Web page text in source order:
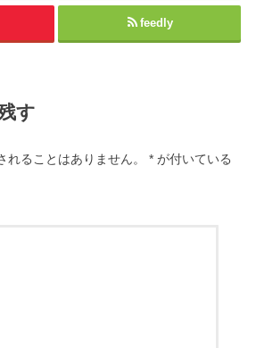
feedly
す
れることはありません。 * が付いている